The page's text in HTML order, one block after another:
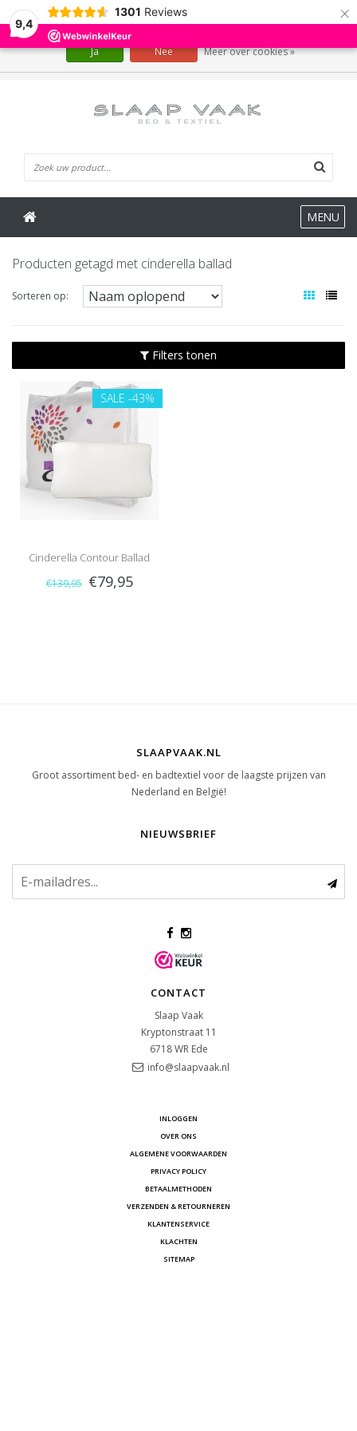
9,4
1301 Reviews ×
MENU
Producten getagd met cinderella ballad
Sorteren op:
Filters tonen
SALE -43%
Cinderella Contour Ballad
€139,95 €79,95
SLAAPVAAK.NL
Groot assortiment bed- en badtextiel voor de laagste prijzen van
Nederland en België!
NIEUWSBRIEF
CONTACT
Slaap Vaak
Kryptonstraat 11
6718 WR Ede
info@slaapvaak.nl
INLOGGEN
OVER ONS
ALGEMENE VOORWAARDEN
PRIVACY POLICY
BETAALMETHODEN
VERZENDEN & RETOURNEREN
KLANTENSERVICE
KLACHTEN
SITEMAP
Wij slaan cookies op om onze website te verbeteren. Is dat akkoord?
Ja Nee Meer over cookies »